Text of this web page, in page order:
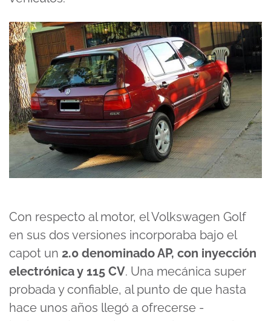
Con respecto al motor, el Volkswagen Golf
en sus dos versiones incorporaba bajo el
capot un 2.0 denominado AP, con inyección
electrónica y 115 CV. Una mecánica super
probada y confiable, al punto de que hasta
hace unos años llegó a ofrecerse -